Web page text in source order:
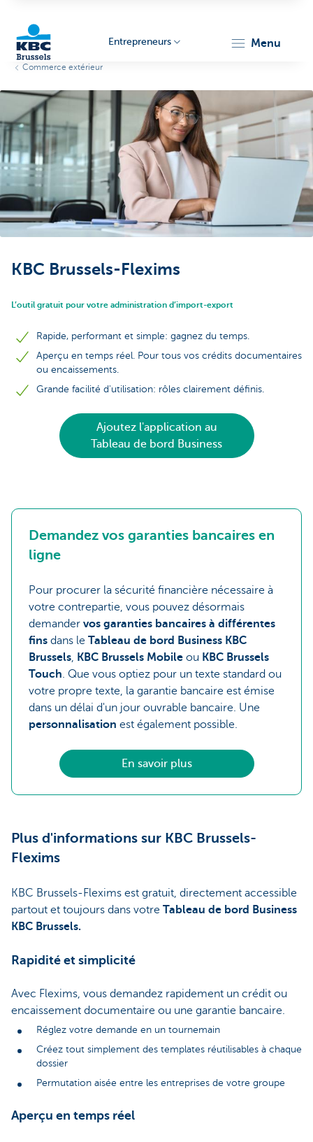
Entrepreneurs
Entrepreneurs menu
Commerce extérieur
KBC Brussels-Flexims
L’outil gratuit pour votre administration d’import-export
Rapide, performant et simple: gagnez du temps.
Aperçu en temps réel. Pour tous vos crédits documentaires
ou encaissements.
Grande facilité d'utilisation: rôles clairement définis.
Ajoutez l'application au
Tableau de bord Business
Demandez vos garanties bancaires en
ligne
Pour procurer la sécurité financière nécessaire à
votre contrepartie, vous pouvez désormais
demander vos garanties bancaires à différentes
fins dans le Tableau de bord Business KBC
Brussels, KBC Brussels Mobile ou KBC Brussels
Touch. Que vous optiez pour un texte standard ou
votre propre texte, la garantie bancaire est émise
dans un délai d'un jour ouvrable bancaire. Une
personnalisation est également possible.
En savoir plus
Plus d'informations sur KBC Brussels-
Flexims
KBC Brussels-Flexims est gratuit, directement accessible
partout et toujours dans votre Tableau de bord Business
KBC Brussels.
Rapidité et simplicité
Avec Flexims, vous demandez rapidement un crédit ou
encaissement documentaire ou une garantie bancaire.
Réglez votre demande en un tournemain
Créez tout simplement des templates réutilisables à chaque
dossier
Permutation aisée entre les entreprises de votre groupe
Aperçu en temps réel